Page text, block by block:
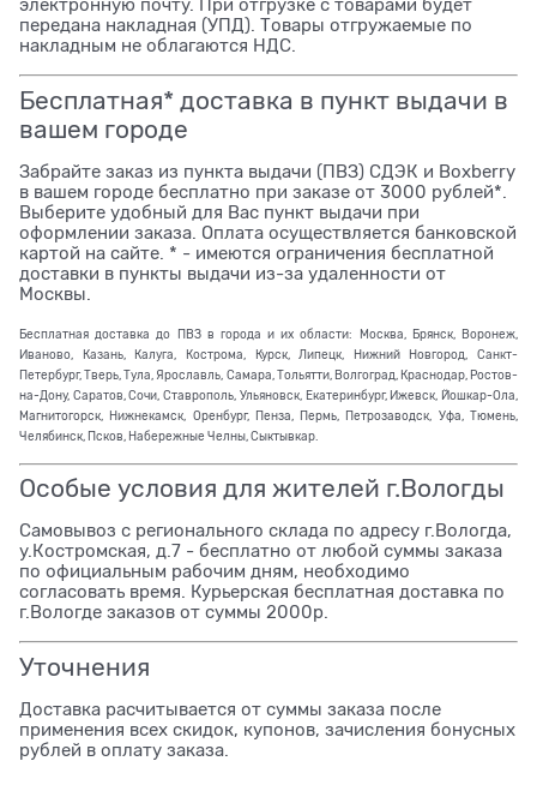
электронную почту. При отгрузке с товарами будет
передана накладная (УПД). Товары отгружаемые по
накладным не облагаются НДС.
Бесплатная* доставка в пункт выдачи в
вашем городе
Забрайте заказ из пункта выдачи (ПВЗ) СДЭК и Boxberry
в вашем городе бесплатно при заказе от 3000 рублей*.
Выберите удобный для Вас пункт выдачи при
оформлении заказа. Оплата осуществляется банковской
картой на сайте. * - имеются ограничения бесплатной
доставки в пункты выдачи из-за удаленности от
Москвы.
Бесплатная доставка до ПВЗ в города и их области: Москва, Брянск, Воронеж,
Иваново, Казань, Калуга, Кострома, Курск, Липецк, Нижний Новгород, Санкт-
Петербург, Тверь, Тула, Ярославль, Самара, Тольятти, Волгоград, Краснодар, Ростов-
на-Дону, Саратов, Сочи, Ставрополь, Ульяновск, Екатеринбург, Ижевск, Йошкар-Ола,
Магнитогорск, Нижнекамск, Оренбург, Пенза, Пермь, Петрозаводск, Уфа, Тюмень,
Челябинск, Псков, Набережные Челны, Сыктывкар.
Особые условия для жителей г.Вологды
Самовывоз с регионального склада по адресу г.Вологда,
у.Костромская, д.7 - бесплатно от любой суммы заказа
по официальным рабочим дням, необходимо
согласовать время. Курьерская бесплатная доставка по
г.Вологде заказов от суммы 2000р.
Уточнения
Доставка расчитывается от суммы заказа после
применения всех скидок, купонов, зачисления бонусных
рублей в оплату заказа.